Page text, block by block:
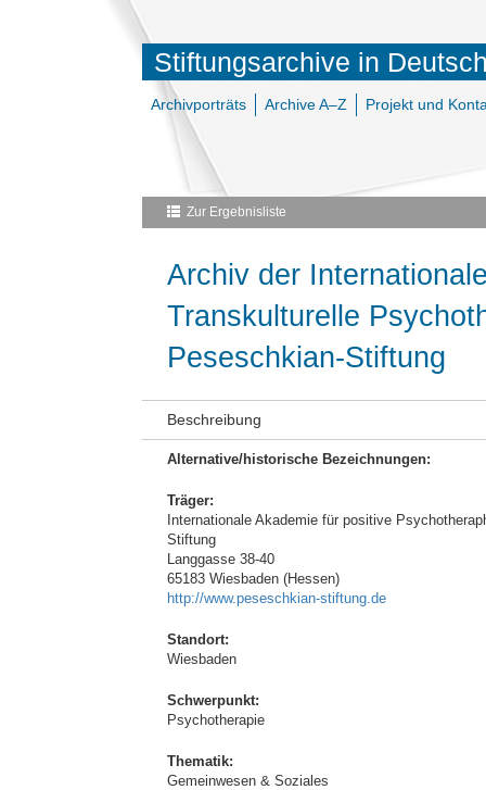
Stiftungsarchive in
Archivporträts Archive A–Z Projekt und
Zur Ergebnisliste
Archiv der
Transkulturelle
Peseschkian-Stiftung
Beschreibung
Alternative/historische Bezeichnungen:
Träger:
Internationale Akademie für positive
Stiftung
Langgasse 38-40
65183 Wiesbaden (Hessen)
http://www.peseschkian-stiftung.de
Standort:
Wiesbaden
Schwerpunkt:
Psychotherapie
Thematik:
Gemeinwesen & Soziales